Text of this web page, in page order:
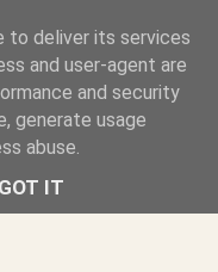
нови книги
10:00–19:00 ·
to deliver its services
and user-agent are
and security
generate usage
abuse.
GOT IT